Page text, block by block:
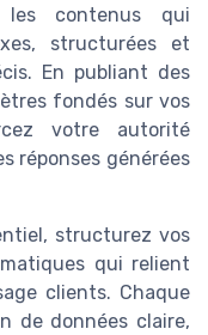
les contenus qui
structurées et
En publiant des
fondés sur vos
votre autorité
réponses générées
structurez vos
qui relient
clients. Chaque
de données claire,